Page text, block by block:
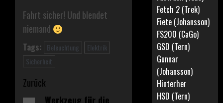
Fahrt sicher! Und blendet
niemand
Tags: Beleuchtung
Elektrik
Sicherheit
Beitragsnavigation
Zurück
Werkzeug für die
Fetch 2 (Trek)
Fiete (Johansson)
FS200 (CaGo)
GSD (Tern)
Gunnar
(Johansson)
Hinterher
HSD (Tern)